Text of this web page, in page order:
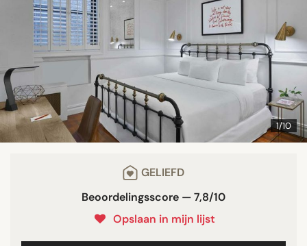
1/10
GELIEFD
Beoordelingsscore — 7,8/10
Opslaan in mijn lijst